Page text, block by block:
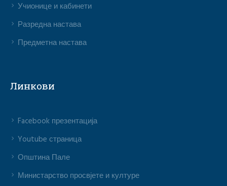
Учионице и кабинети
Разредна настава
Предметна настава
Линкови
Facebook презентација
Youtube страница
Општина Пале
Министарство просвјете и културе